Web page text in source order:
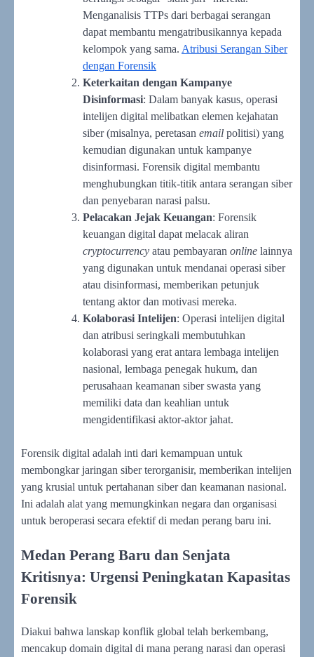
Menganalisis TTPs dari berbagai serangan
dapat membantu mengatribusikannya kepada
kelompok yang sama. Atribusi Serangan Siber
dengan Forensik
Keterkaitan dengan Kampanye
Disinformasi: Dalam banyak kasus, operasi
intelijen digital melibatkan elemen kejahatan
siber (misalnya, peretasan email politisi) yang
kemudian digunakan untuk kampanye
disinformasi. Forensik digital membantu
menghubungkan titik-titik antara serangan siber
dan penyebaran narasi palsu.
Pelacakan Jejak Keuangan: Forensik
keuangan digital dapat melacak aliran
cryptocurrency atau pembayaran online lainnya
yang digunakan untuk mendanai operasi siber
atau disinformasi, memberikan petunjuk
tentang aktor dan motivasi mereka.
Kolaborasi Intelijen: Operasi intelijen digital
dan atribusi seringkali membutuhkan
kolaborasi yang erat antara lembaga intelijen
nasional, lembaga penegak hukum, dan
perusahaan keamanan siber swasta yang
memiliki data dan keahlian untuk
mengidentifikasi aktor-aktor jahat.
Forensik digital adalah inti dari kemampuan untuk
membongkar jaringan siber terorganisir, memberikan intelijen
yang krusial untuk pertahanan siber dan keamanan nasional.
Ini adalah alat yang memungkinkan negara dan organisasi
untuk beroperasi secara efektif di medan perang baru ini.
Medan Perang Baru dan Senjata
Kritisnya: Urgensi Peningkatan Kapasitas
Forensik
Diakui bahwa lanskap konflik global telah berkembang,
mencakup domain digital di mana perang narasi dan operasi